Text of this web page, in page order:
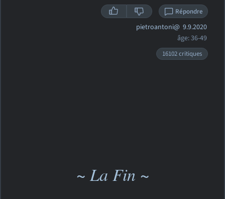
Répondre
pietroantoni@ 9.9.2020
âge: 36-49
16102 critiques
~ La Fin ~